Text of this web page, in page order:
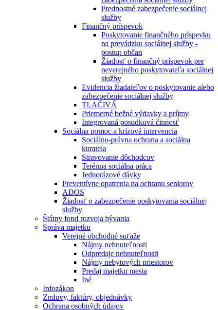
Prednostné zabezpečenie sociálnej
služby
Finančný príspevok
Poskytovanie finančného príspevku
na prevádzku sociálnej služby -
postup občan
Žiadosť o finančný príspevok pre
neverejného poskytovateľa sociálnej
služby
Evidencia žiadateľov o poskytovanie alebo
zabezpečenie sociálnej služby
TLAČIVÁ
Priemerné bežné výdavky a príjmy
Integrovaná posudková činnosť
Sociálna pomoc a krízová intervencia
Sociálno-právna ochrana a sociálna
kuratela
Stravovanie dôchodcov
Terénna sociálna práca
Jednorázové dávky
Preventívne opatrenia na ochranu seniorov
ADOS
Žiadosť o zabezpečenie poskytovania sociálnej
služby
Štátny fond rozvoja bývania
Správa majetku
Verejné obchodné suťaže
Nájmy nehnuteľnosti
Odpredaje nehnuteľnosti
Nájmy nebytových priestorov
Predaj majetku mesta
Iné
Infozákon
Zmluvy, faktúry, objednávky
Ochrana osobných údajov